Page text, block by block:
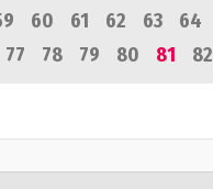
60 61 62 63 64
77 78 79 80 81 82